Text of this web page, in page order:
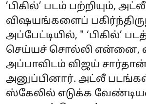
’பிகில்’ படம் பற்றியும்,
விஷயங்களைப்
அப்பேட்டியில், " ‘பிகில்’
செய்யச் சொல்லி என்னை,
அப்பாவிடம் விஜய்
அனுப்பினார். அட்லீ
ஸ்கேலில் எடுக்க